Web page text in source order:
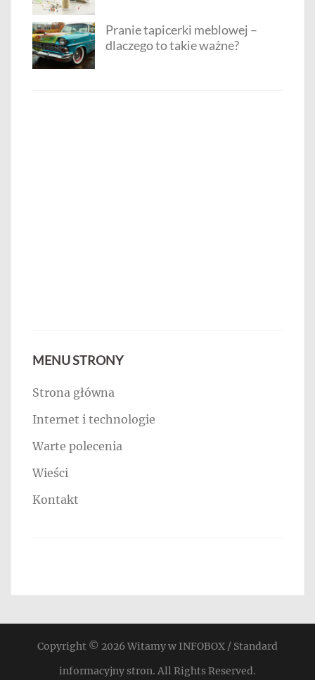
Pranie tapicerki meblowej –
dlaczego to takie ważne?
MENU STRONY
Strona główna
Internet i technologie
Warte polecenia
Wieści
Kontakt
Copyright © 2026Witamy w INFOBOX / Standard
informacyjny stron. All Rights Reserved.